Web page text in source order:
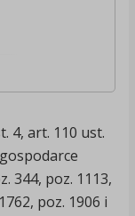
4, art. 110 ust.
344, poz. 1113,
poz. 1906 i